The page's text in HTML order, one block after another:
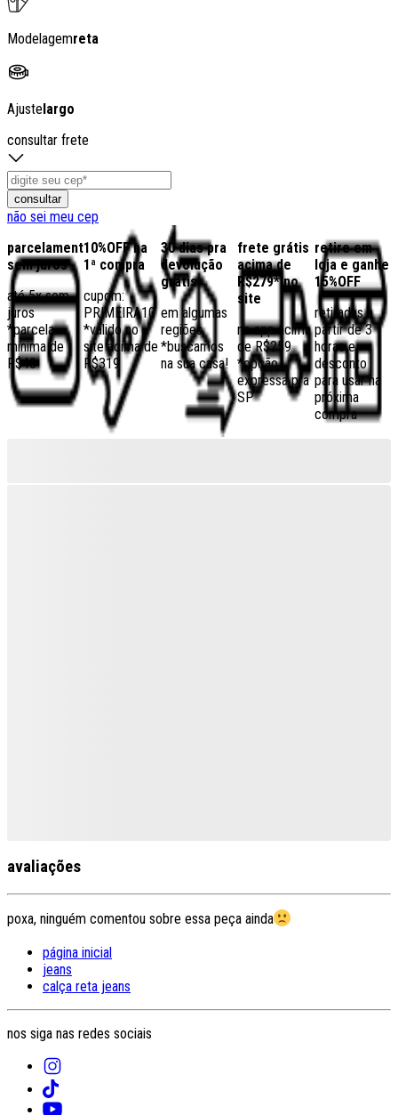
Modelagemreta
Ajustelargo
consultar frete
consultar
não sei meu cep
parcelamento
sem juros
até 5x sem
juros
*parcela
mínima de
R$40
10%OFF na
1ª compra
cupom:
PRIMEIRA10
*válido no
site acima de
R$319
30 dias pra
devolução
grátis
em algumas
regiões,
*buscamos
na sua casa!
frete grátis
acima de
R$279* no
site
no app acima
de R$259
*opção
expressa pra
SP
retire em
loja e ganhe
15%OFF
retiradas a
partir de 3
horas e
desconto
para usar na
próxima
compra
avaliações
poxa, ninguém comentou sobre essa peça ainda
página inicial
jeans
calça reta jeans
nos siga nas redes sociais